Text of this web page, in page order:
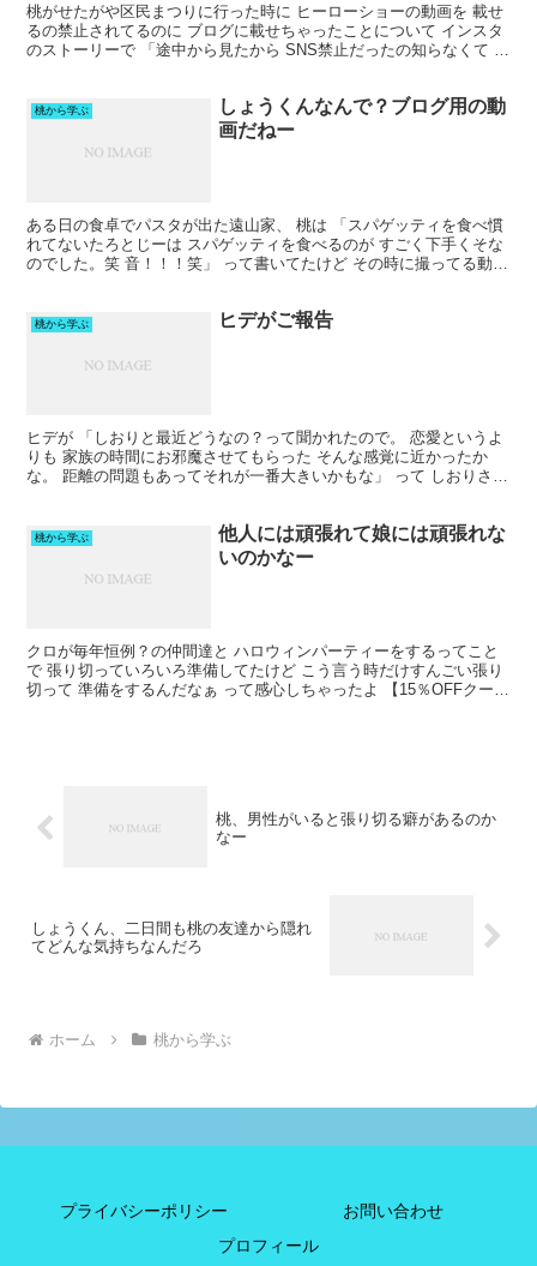
桃がせたがや区民まつりに行った時に ヒーローショーの動画を 載せ
るの禁止されてるのに ブログに載せちゃったことについて インスタ
のストーリーで 「途中から見たから SNS禁止だったの知らなくて 載
桃から学ぶ
しょうくんなんで？ブログ用の動
画だねー
ある日の食卓でパスタが出た遠山家、 桃は 「スパゲッティを食べ慣
れてないたろとじーは スパゲッティを食べるのが すごく下手くそな
のでした。笑 音！！！笑」 って書いてたけど その時に撮ってる動画
桃から学ぶ ヒデがご報告
ヒデが 「しおりと最近どうなの？って聞かれたので。 恋愛というよ
りも 家族の時間にお邪魔させてもらった そんな感覚に近かったか
な。 距離の問題もあってそれが一番大きいかもな」 って しおりさん
桃から学ぶ
他人には頑張れて娘には頑張れな
いのかなー
クロが毎年恒例？の仲間達と ハロウィンパーティーをするってこと
で 張り切っていろいろ準備してたけど こう言う時だけすんごい張り
切って 準備をするんだなぁ って感心しちゃったよ 【15％OFFクーポ
桃、男性がいると張り切る癖があるのか
なー
しょうくん、二日間も桃の友達から隠れ
てどんな気持ちなんだろ
ホーム 桃から学ぶ
プライバシーポリシー
お問い合わせ
プロフィール